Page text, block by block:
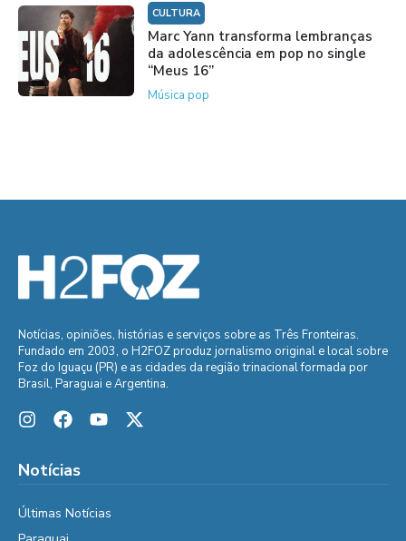
CULTURA
Marc Yann transforma lembranças
da adolescência em pop no single
“Meus 16”
Música pop
Notícias, opiniões, histórias e serviços sobre as Três Fronteiras.
Fundado em 2003, o H2FOZ produz jornalismo original e local sobre
Foz do Iguaçu (PR) e as cidades da região trinacional formada por
Brasil, Paraguai e Argentina.
Notícias
Últimas Notícias